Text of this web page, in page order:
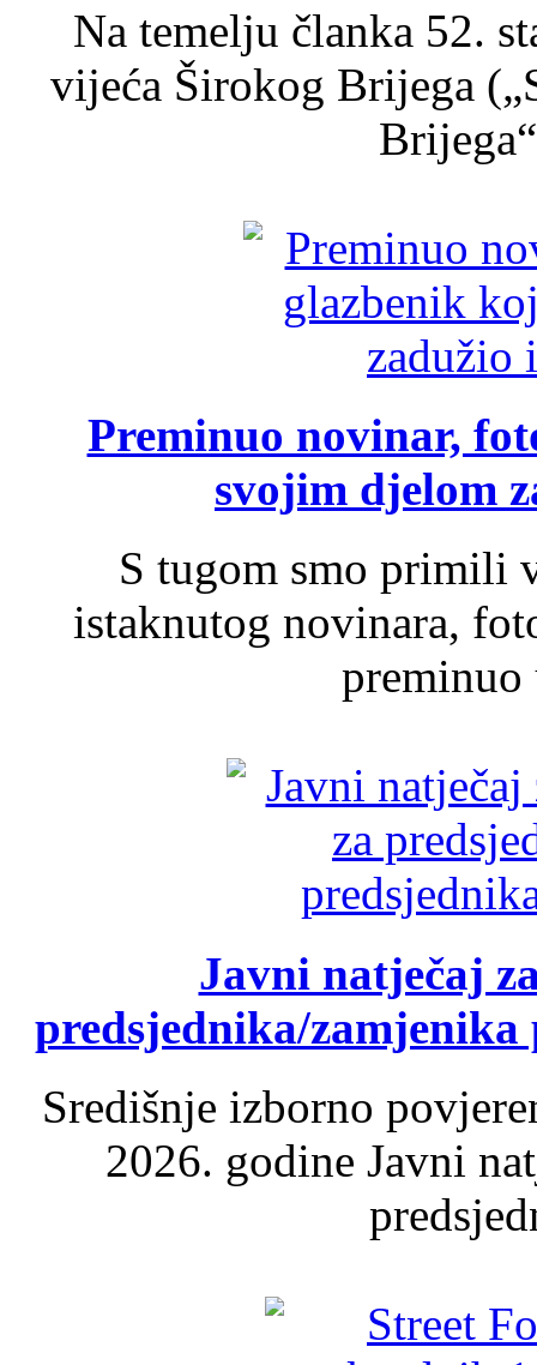
Na temelju članka 52.
vijeća Širokog Brijega
Preminuo novinar,
svojim djelom
S tugom smo primili
istaknutog novinara,
Javni natječaj
predsjednika/
Središnje izborno
2026. godine Javni